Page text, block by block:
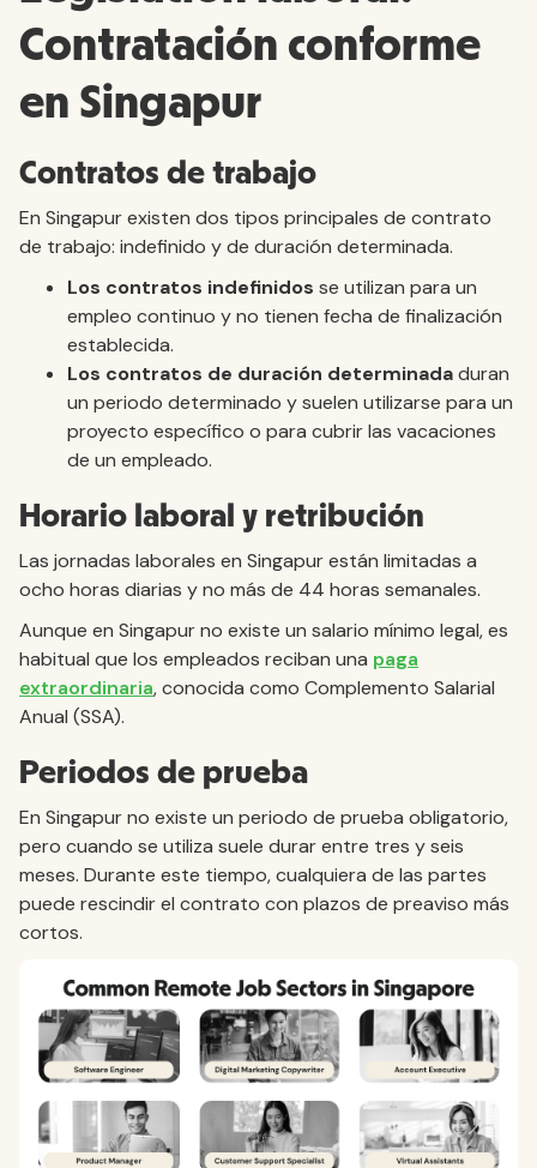
Contratación conforme
en Singapur
Contratos de trabajo
En Singapur existen dos tipos principales de contrato
de trabajo: indefinido y de duración determinada.
Los contratos indefinidos se utilizan para un
empleo continuo y no tienen fecha de finalización
establecida.
Los contratos de duración determinadaduran
un periodo determinado y suelen utilizarse para un
proyecto específico o para cubrir las vacaciones
de un empleado.
Horario laboral y retribución
Las jornadas laborales en Singapur están limitadas a
ocho horas diarias y no más de 44 horas semanales.
Aunque en Singapur no existe un salario mínimo legal, es
habitual que los empleados reciban una paga
extraordinaria, conocida como Complemento Salarial
Anual (SSA).
Periodos de prueba
En Singapur no existe un periodo de prueba obligatorio,
pero cuando se utiliza suele durar entre tres y seis
meses. Durante este tiempo, cualquiera de las partes
puede rescindir el contrato con plazos de preaviso más
cortos.